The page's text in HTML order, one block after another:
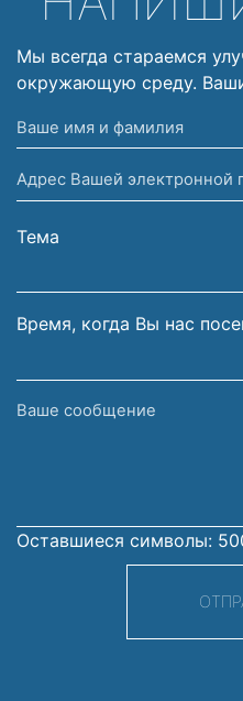
Мы всегда стараемся
окружающую среду.
Ваше
имя
и
фамилия
Адрес
Вашей
электронной
Тема
Время, когда Вы нас
Ваше
Оставшиеся символы: